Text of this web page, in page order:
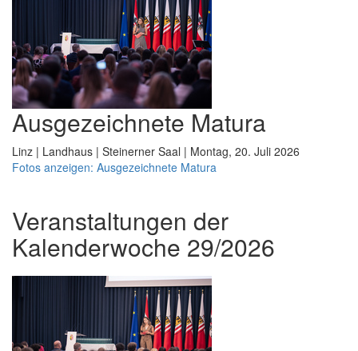
Ausgezeichnete Matura
Linz | Landhaus | Steinerner Saal | Montag, 20. Juli 2026
Fotos anzeigen: Ausgezeichnete Matura
Veranstaltungen der
Kalenderwoche 29/2026